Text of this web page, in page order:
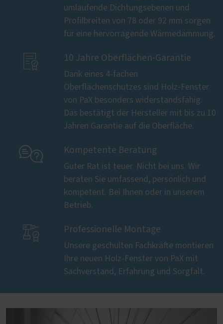
umlaufende Dichtungsebenen und
Profilbreiten von 78 oder 92 mm sorgen
für eine hervorragende Wärmedämmung.
 10 Jahre Oberflächen-Garantie
Dank eines 4-fachen
Oberflächenschutzes sind Holz-Fenster
von PaX besonders widerstandsfähig.
Das bestätigt der Hersteller mit bis zu 10
Jahren Garantie auf die Oberfläche.
 Kompetente Beratung
Guter Rat ist teuer. Nicht bei uns. Wir
beraten Sie umfassend, persönlich und
kompetent. Bei Ihnen oder in unserem
Betrieb.
 Professionelle Montage
Unsere geschulten Fachkräfte montieren
Ihre neuen Holz-Fenster von PaX mit
Sachverstand, Erfahrung und Sorgfalt.